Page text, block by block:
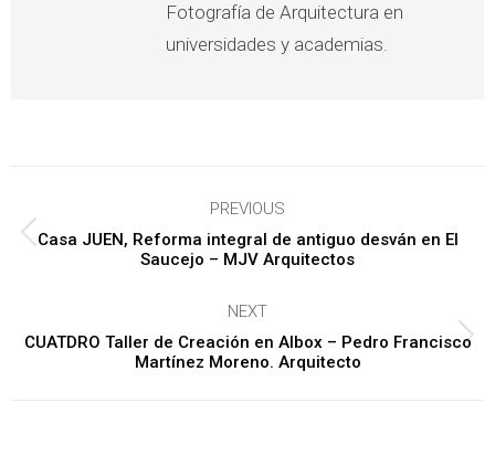
Fotografía de Arquitectura en
universidades y academias.
navigation
PREVIOUS
Previous
Casa JUEN, Reforma integral de antiguo desván en El
Saucejo – MJV Arquitectos
NEXT
Next
CUATDRO Taller de Creación en Albox – Pedro Francisco
Martínez Moreno. Arquitecto